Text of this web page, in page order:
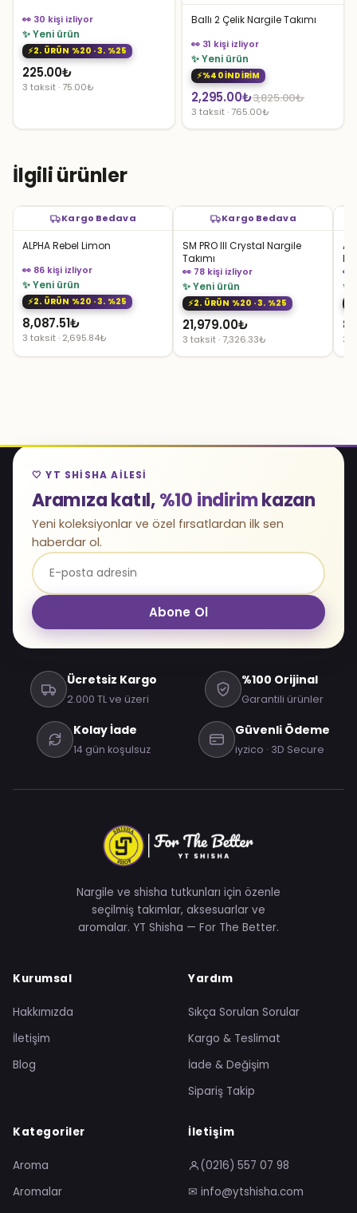
👀 30 kişi izliyor
✨ Yeni ürün
2. ÜRÜN %20 · 3. %25
225.00₺
3 taksit · 75.00₺
Ballı 2 Çelik Nargile Takımı
👀 31 kişi izliyor
✨ Yeni ürün
%40 İNDİRİM
3,825.00₺
Orijinal
fiyat:
2,295.00₺
Şu
andaki
3 taksit · 765.00₺
İlgili ürünler
Kargo Bedava
ALPHA Rebel Limon
👀 86 kişi izliyor
✨ Yeni ürün
2. ÜRÜN %20 · 3. %25
8,087.51₺
3 taksit · 2,695.84₺
Kargo Bedava
SM PRO III Crystal Nargile
Takımı
👀 78 kişi izliyor
✨ Yeni ürün
2. ÜRÜN %20 · 3. %25
21,979.00₺
3 taksit · 7,326.33₺
👀
✨
3
🤍 YT SHISHA AILESI
Aramıza katıl,%10 indirimkazan
Yeni koleksiyonlar ve özel fırsatlardan ilk sen
haberdar ol.
Abone Ol
Ücretsiz Kargo
2.000 TL ve üzeri
%100 Orijinal
Garantili ürünler
Kolay İade
14 gün koşulsuz
Güvenli Ödeme
iyzico · 3D Secure
Nargile ve shisha tutkunları için özenle
seçilmiş takımlar, aksesuarlar ve
aromalar. YT Shisha — For The Better.
Kurumsal
Hakkımızda
İletişim
Blog
Yardım
Sıkça Sorulan Sorular
Kargo & Teslimat
İade & Değişim
Sipariş Takip
Kategoriler
Aroma
Aromalar
İletişim
(0216) 557 07 98
✉ info@ytshisha.com